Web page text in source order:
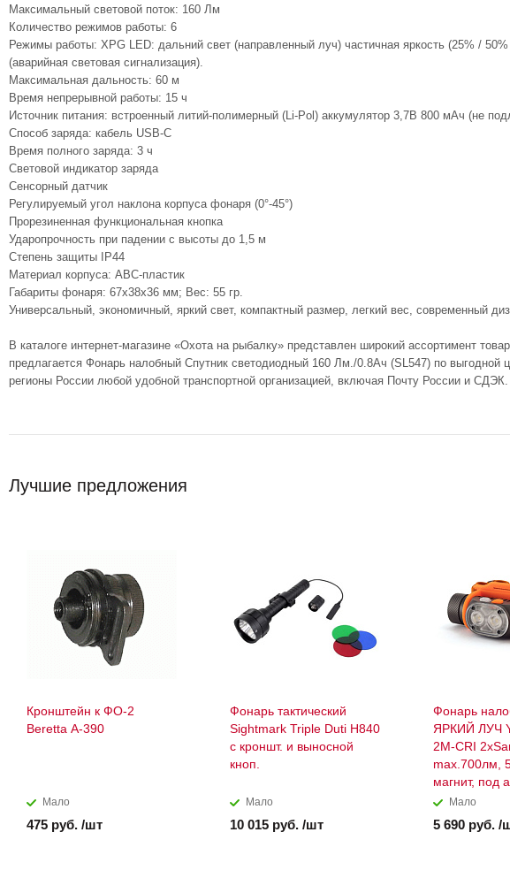
Максимальный световой поток: 160 Лм
Количество режимов работы: 6
Режимы работы: XPG LED: дальний свет (направленный луч) частичная яркость (25% /
(аварийная световая сигнализация).
Максимальная дальность: 60 м
Время непрерывной работы: 15 ч
Источник питания: встроенный литий-полимерный (Li-Pol) аккумулятор 3,7В 800 мАч (не
Способ заряда: кабель USB-C
Время полного заряда: 3 ч
Световой индикатор заряда
Сенсорный датчик
Регулируемый угол наклона корпуса фонаря (0°-45°)
Прорезиненная функциональная кнопка
Ударопрочность при падении с высоты до 1,5 м
Степень защиты IP44
Материал корпуса: АВС-пластик
Габариты фонаря: 67х38х36 мм; Вес: 55 гр.
Универсальный, экономичный, яркий свет, компактный размер, легкий вес, современный
В каталоге интернет-магазине «Охота на рыбалку» представлен широкий ассортимент
предлагается Фонарь налобный Спутник светодиодный 160 Лм./0.8Ач (SL547) по выгодной
регионы России любой удобной транспортной организацией, включая Почту России и
Лучшие предложения
Кронштейн к ФО-2
Bеretta A-390
Мало
475 руб. /шт
Фонарь тактический
Sightmark Triple Duti Н840
с кроншт. и выносной
кноп.
Мало
10 015 руб. /шт
Фонарь
ЯРКИЙ ЛУЧ
2M-CRI
max.700лм,
магнит, под
Мало
5 690 руб. /